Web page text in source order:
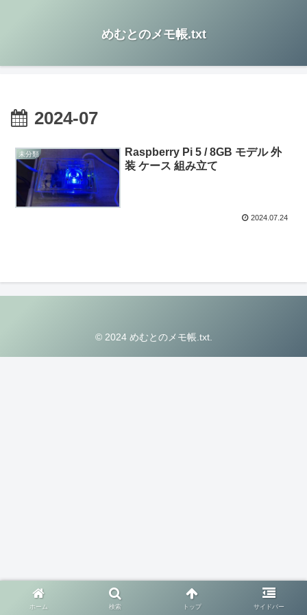
めむとのメモ帳.txt
2024-07
未分類
Raspberry Pi 5 / 8GB モデル 外
装 ケース 組み立て
2024.07.24
© 2024 めむとのメモ帳.txt.
ホーム 検索 トップ サイドバー